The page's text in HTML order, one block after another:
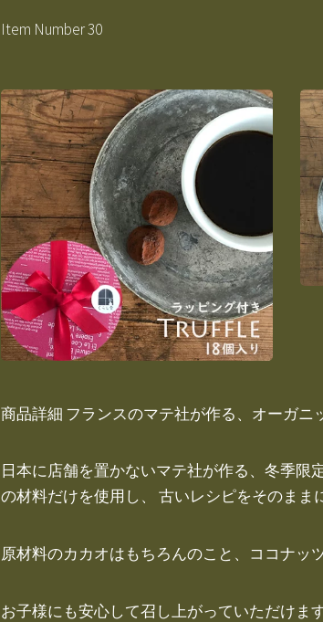
Item Number 30
商品詳細 フランスのマテ社が作る、オーガニ
日本に店舗を置かないマテ社が作る、冬季限
の材料だけを使用し、 古いレシピをそのまま
原材料のカカオはもちろんのこと、ココナッ
お子様にも安心して召し上がっていただけます